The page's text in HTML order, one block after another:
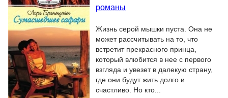
романы
Жизнь серой мышки пуста. Она не
может рассчитывать на то, что
встретит прекрасного принца,
который влюбится в нее с первого
взгляда и увезет в далекую страну,
где они будут жить долго и
счастливо. Но кто...